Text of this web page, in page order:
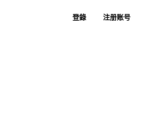
登錄 注册账号
立即購買